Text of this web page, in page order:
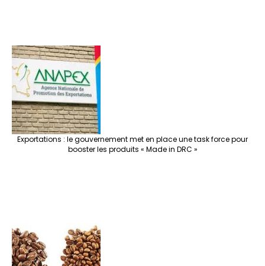
Exportations : le gouvernement met en place une task force pour
booster les produits « Made in DRC »